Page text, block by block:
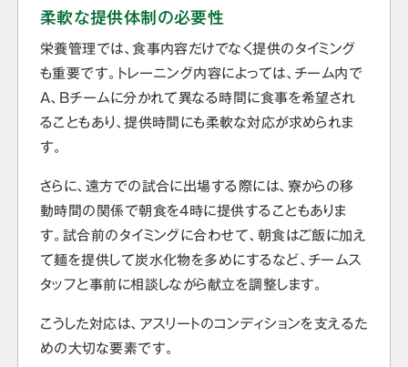
柔軟な提供体制の必要性
栄養管理では、食事内容だけでなく提供のタイミング
も重要です。トレーニング内容によっては、チーム内で
A、Bチームに分かれて異なる時間に食事を希望され
ることもあり、提供時間にも柔軟な対応が求められま
す。
さらに、遠方での試合に出場する際には、寮からの移
動時間の関係で朝食を4時に提供することもありま
す。試合前のタイミングに合わせて、朝食はご飯に加え
て麺を提供して炭水化物を多めにするなど、チームス
タッフと事前に相談しながら献立を調整します。
こうした対応は、アスリートのコンディションを支えるた
めの大切な要素です。